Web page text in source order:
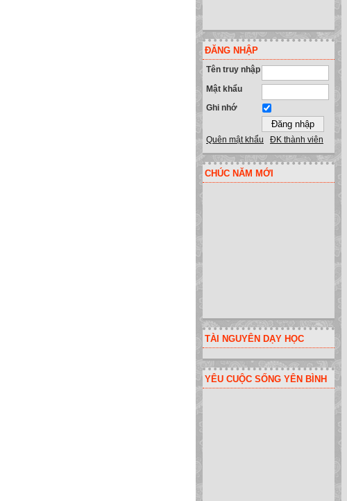
ĐĂNG NHẬP
Tên truy nhập
Mật khẩu
Ghi nhớ
Quên mật khẩu ĐK thành viên
CHÚC NĂM MỚI
TÀI NGUYÊN DẠY HỌC
YÊU CUỘC SỐNG YÊN BÌNH